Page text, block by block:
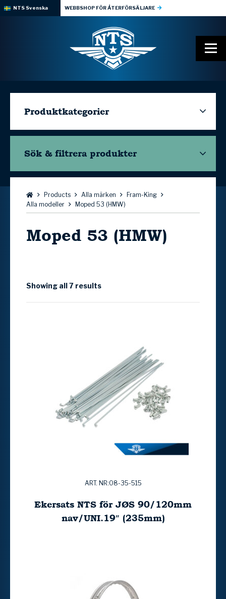
NTS Svenska WEBBSHOP FÖR ÅTERFÖRSÄLJARE
Produktkategorier
Sök & filtrera produkter
Bläddra:Products Alla märken
Fram-King
Alla modeller
Moped 53 (HMW)
Moped 53 (HMW)
Showing all 7 results
ART. NR:08-35-515
Ekersats NTS för JØS 90/120mm
nav/UNI.19″ (235mm)